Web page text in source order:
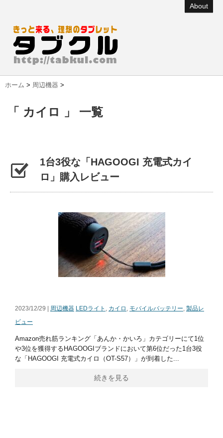
About
ホーム > 周辺機器 >
「 カイロ 」 一覧
1台3役な「HAGOOGI 充電式カイ
ロ」購入レビュー
2023/12/29 | 周辺機器 LEDライト , カイロ , モバイルバッテリー, 製品レ
ビュー
Amazon売れ筋ランキング「あんか・かいろ」カテゴリーにて1位
や3位を獲得するHAGOOGIブランドにおいて第6位だった1台3役
な「HAGOOGI 充電式カイロ（OT-S57）」が到着した...
続きを見る